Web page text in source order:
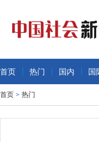
首页 热门 国内 国
首页 > 热门